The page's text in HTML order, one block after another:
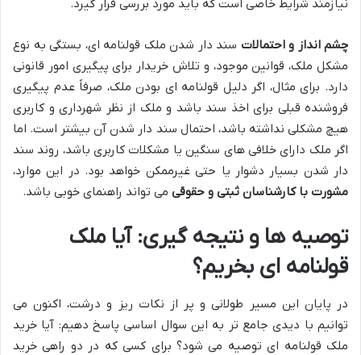
نیازمند شرایط خاصی است که باید مورد بررسی قرار گیرد.
چشم انداز و احتمالات سند دار شدن ملک قولنامه ای، بستگی به نوع
مشکل ملک، قوانین موجود، و تلاش خریدار برای پیگیری امور قانونی
دارد. برای مثال، اگر دلیل قولنامه ای بودن ملک، صرفاً عدم پیگیری
فروشنده قبلی برای اخذ سند باشد و ملک از نظر شهرداری و کاربری
هیچ مشکلی نداشته باشد، احتمال سند دار شدن آن بیشتر است. اما
اگر ملک دارای خلافی های سنگین یا مشکلات کاربری باشد، روند سند
دار شدن بسیار دشوار یا حتی غیرممکن خواهد بود. در این موارد،
مشورت با کارشناسان ثبتی و حقوقی می تواند راهنمای خوبی باشد.
توصیه ها و نتیجه گیری: آیا ملک
قولنامه ای بخریم؟
در پایان این مسیر طولانی و پر از نکات ریز و درشت، اکنون می
توانیم با دیدی جامع تر به این سوال اساسی پاسخ دهیم: آیا خرید
ملک قولنامه ای توصیه می شود؟ برای کسی که در دو راهی خرید